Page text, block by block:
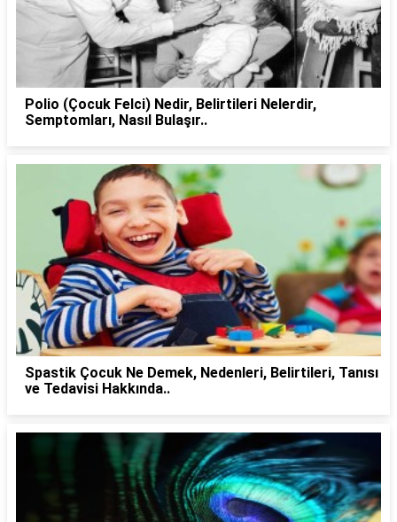
Polio (Çocuk Felci) Nedir, Belirtileri Nelerdir,
Semptomları, Nasıl Bulaşır..
Spastik Çocuk Ne Demek, Nedenleri, Belirtileri, Tanısı
ve Tedavisi Hakkında..